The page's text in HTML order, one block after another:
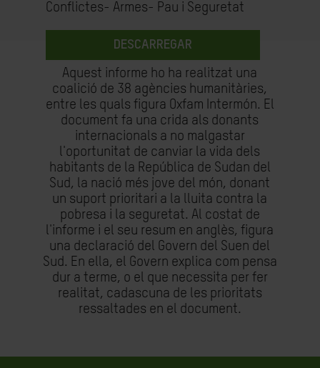
Conflictes- Armes- Pau i Seguretat
DESCARREGAR
Aquest informe ho ha realitzat una
coalició de 38 agències humanitàries,
entre les quals figura Oxfam Intermón. El
document fa una crida als donants
internacionals a no malgastar
l'oportunitat de canviar la vida dels
habitants de la República de Sudan del
Sud, la nació més jove del món, donant
un suport prioritari a la lluita contra la
pobresa i la seguretat. Al costat de
l'informe i el seu resum en anglès, figura
una declaració del Govern del Suen del
Sud. En ella, el Govern explica com pensa
dur a terme, o el que necessita per fer
realitat, cadascuna de les prioritats
ressaltades en el document.